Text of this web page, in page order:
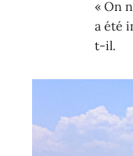
« On
a été
t-il.